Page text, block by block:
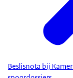
Beslisnota bij